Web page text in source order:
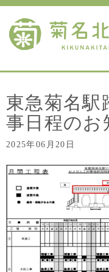
東急菊名駅
事日程のお
2025年06月20日